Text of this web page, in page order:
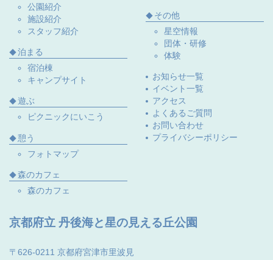
公園紹介
施設紹介
スタッフ紹介
泊まる
宿泊棟
キャンプサイト
遊ぶ
ピクニックにいこう
憩う
フォトマップ
森のカフェ
森のカフェ
その他
星空情報
団体・研修
体験
お知らせ一覧
イベント一覧
アクセス
よくあるご質問
お問い合わせ
プライバシーポリシー
京都府立 丹後海と星の見える丘公園
〒626-0211 京都府宮津市里波見